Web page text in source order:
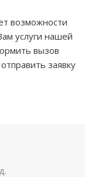
возможности
услуги нашей
вызов
заявку